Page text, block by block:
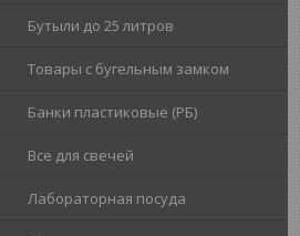
Бутыли до 25 литров
Товары с бугельным замком
Банки пластиковые (РБ)
Все для свечей
Лабораторная посуда